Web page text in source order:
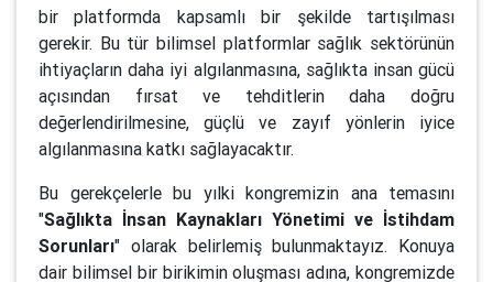
bir platformda kapsamlı bir şekilde tartışılması
gerekir. Bu tür bilimsel platformlar sağlık sektörünün
ihtiyaçların daha iyi algılanmasına, sağlıkta insan gücü
açısından fırsat ve tehditlerin daha doğru
değerlendirilmesine, güçlü ve zayıf yönlerin iyice
algılanmasına katkı sağlayacaktır.
Bu gerekçelerle bu yılki kongremizin ana temasını
"Sağlıkta İnsan Kaynakları Yönetimi ve İstihdam
Sorunları" olarak belirlemiş bulunmaktayız. Konuya
dair bilimsel bir birikimin oluşması adına, kongremizde